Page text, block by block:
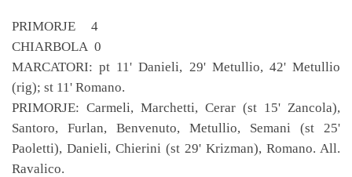
PRIMORJE 4
CHIARBOLA 0
MARCATORI: pt 11' Danieli, 29' Metullio, 42' Metullio
(rig); st 11' Romano.
PRIMORJE: Carmeli, Marchetti, Cerar (st 15' Zancola),
Santoro, Furlan, Benvenuto, Metullio, Semani (st 25'
Paoletti), Danieli, Chierini (st 29' Krizman), Romano. All.
Ravalico.